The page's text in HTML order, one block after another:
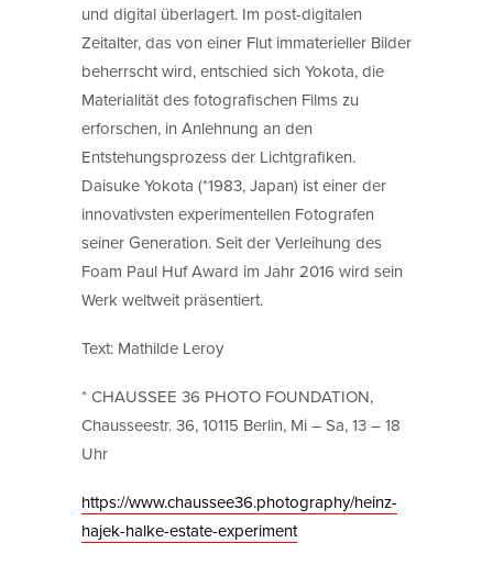
und digital überlagert. Im post-digitalen
Zeitalter, das von einer Flut immaterieller Bilder
beherrscht wird, entschied sich Yokota, die
Materialität des fotografischen Films zu
erforschen, in Anlehnung an den
Entstehungsprozess der Lichtgrafiken.
Daisuke Yokota (*1983, Japan) ist einer der
innovativsten experimentellen Fotografen
seiner Generation. Seit der Verleihung des
Foam Paul Huf Award im Jahr 2016 wird sein
Werk weltweit präsentiert.
Text: Mathilde Leroy
* CHAUSSEE 36 PHOTO FOUNDATION,
Chausseestr. 36, 10115 Berlin, Mi – Sa, 13 – 18
Uhr
https://www.chaussee36.photography/heinz-
hajek-halke-estate-experiment